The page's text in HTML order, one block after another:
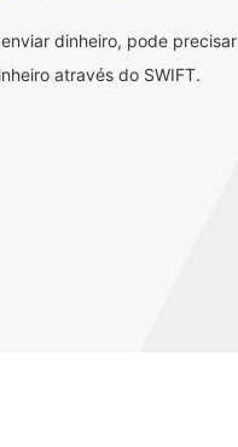
dinheiro, pode precisar
através do SWIFT.